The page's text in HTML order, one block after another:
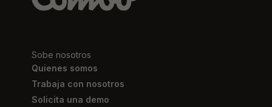
Sobe nosotros
Quienes somos
Trabaja con nosotros
Solicita una demo